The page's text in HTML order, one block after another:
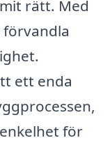
rätt. Med
ett enda
för